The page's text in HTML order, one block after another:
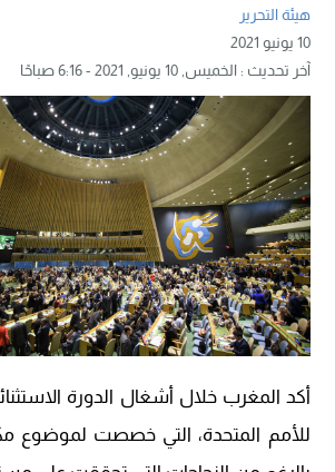
هيئة التحرير
10 يونيو 2021
آخر تحديث :الخميس, 10 يونيو, 2021 - 6:16 صباحًا
أكد المغرب خلال أشغال الدورة
للأمم المتحدة، التي خصصت لموضوع